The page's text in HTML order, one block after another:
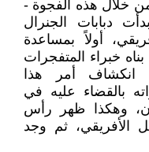
‏خلال هذه الفجوة -
دبابات الجنرال
‏أولاً بمساعدة
خبراء المتفجرات
انكشاف ‏أمر هذا
بالقضاء عليه في
وهكذا ‏ظهر رأس
الأفريقي، ثم وجد